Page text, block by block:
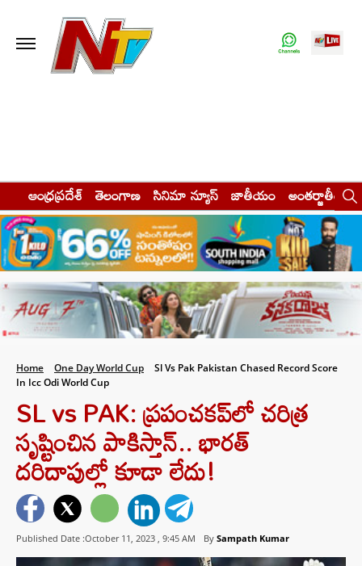
ఆంధ్రప్రదేశ్ తెలంగాణ సినిమా న్యూస్ జాతీయం అంతర్జాతీయం
Home One Day World Cup
Sl Vs Pak Pakistan Chased Record Score
In Icc Odi World Cup
SL vs PAK: ప్రపంచకప్‌లో చరిత్ర
సృష్టించిన పాకిస్తాన్.. భారత్
దరిదాపుల్లో కూడా లేదు!
Published Date :October 11, 2023 , 9:45 AM By Sampath Kumar